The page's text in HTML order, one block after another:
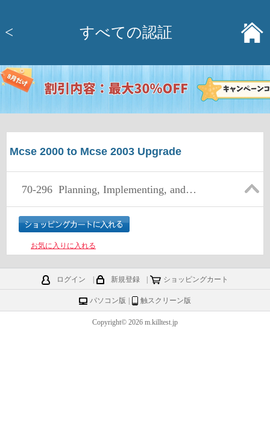
< すべての認証
Mcse 2000 to Mcse 2003 Upgrade
70-296 Planning, Implementing, and Maintaining a Microsoft Windows Server 2003 Environment
お気に入りに入れる
ログイン 新規登録 ショッピングカート
パソコン版 触スクリーン版
Copyright© 2026 m.killtest.jp